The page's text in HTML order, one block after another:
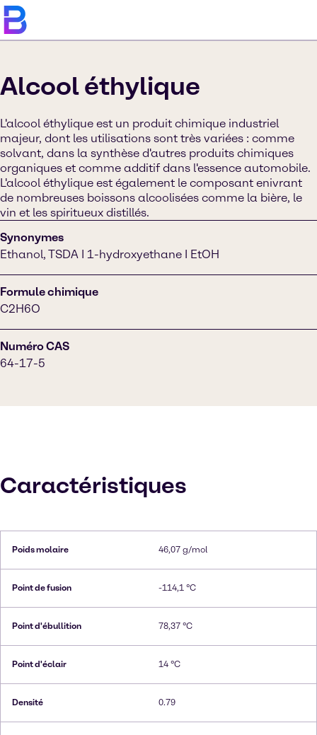
Alcool éthylique
L'alcool éthylique est un produit chimique industriel
majeur, dont les utilisations sont très variées : comme
solvant, dans la synthèse d'autres produits chimiques
organiques et comme additif dans l'essence automobile.
L'alcool éthylique est également le composant enivrant
de nombreuses boissons alcoolisées comme la bière, le
vin et les spiritueux distillés.
Synonymes
Ethanol, TSDA I 1-hydroxyethane I EtOH
Formule chimique
C2H6O
Numéro CAS
64-17-5
Caractéristiques
Poids molaire 46,07 g/mol
Point de fusion -114,1 °C
Point d'ébullition 78,37 °C
Point d'éclair 14 °C
Densité 0.79